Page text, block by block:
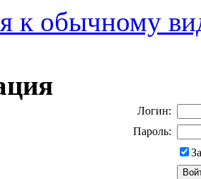
к обычному
Логин:
Пароль: